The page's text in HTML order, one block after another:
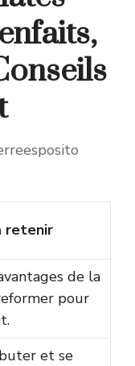
retenir
de la
pour
et se